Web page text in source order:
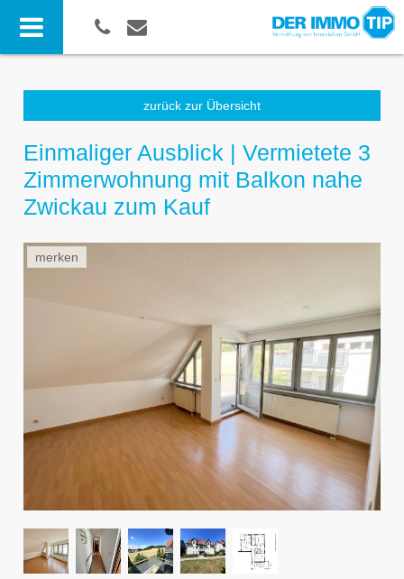
zurück zur Übersicht
Einmaliger Ausblick | Vermietete 3
Zimmerwohnung mit Balkon nahe
Zwickau zum Kauf
merken